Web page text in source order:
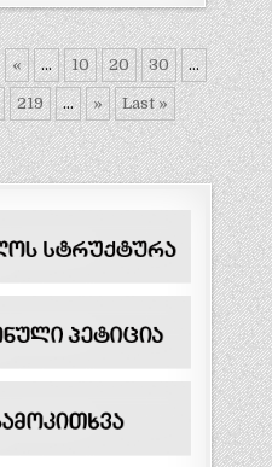
« ... 10 20 30 ...
219 ... » Last »